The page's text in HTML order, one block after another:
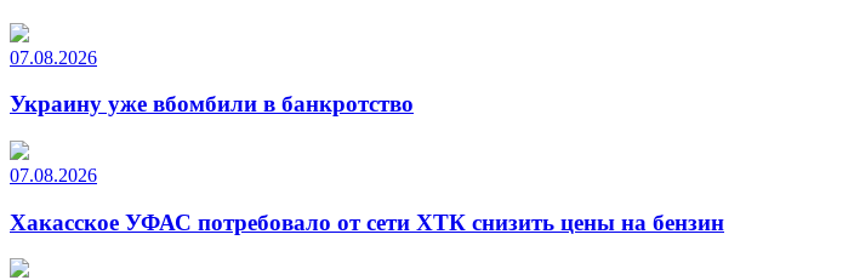
07.08.2026
Украину уже вбомбили в банкротство
07.08.2026
Хакасское УФАС потребовало от сети ХТК снизить цены на бензин